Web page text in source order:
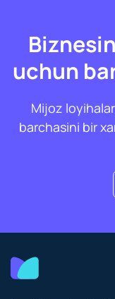
uchun
Mijoz
barchasini bir